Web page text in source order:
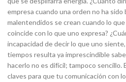
empresa cuando una orden no ha
malentendidos se crean cuando lo
coincide con lo que uno expresa?
incapacidad de decir lo que uno
tiempos resulta ya imprescindible
hacerlo no es difícil; tampoco sencillo.
claves para que tu comunicación con